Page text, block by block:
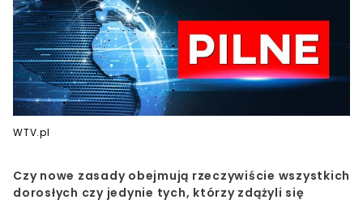
WTV.pl
Czy nowe zasady obejmują rzeczywiście wszystkich
dorosłych czy jedynie tych, którzy zdążyli się